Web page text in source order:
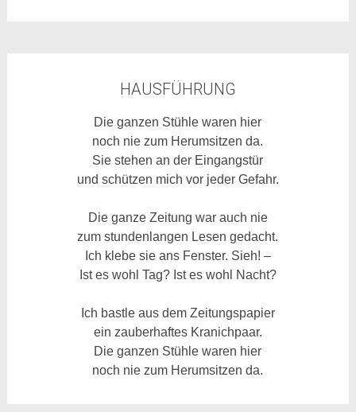
HAUSFÜHRUNG
Die ganzen Stühle waren hier
noch nie zum Herumsitzen da.
Sie stehen an der Eingangstür
und schützen mich vor jeder Gefahr.
Die ganze Zeitung war auch nie
zum stundenlangen Lesen gedacht.
Ich klebe sie ans Fenster. Sieh! –
Ist es wohl Tag? Ist es wohl Nacht?
Ich bastle aus dem Zeitungspapier
ein zauberhaftes Kranichpaar.
Die ganzen Stühle waren hier
noch nie zum Herumsitzen da.